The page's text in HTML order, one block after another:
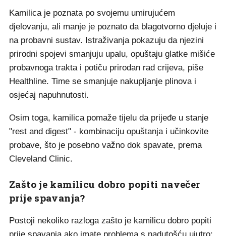
Kamilica je poznata po svojemu umirujućem
djelovanju, ali manje je poznato da blagotvorno djeluje i
na probavni sustav. Istraživanja pokazuju da njezini
prirodni spojevi smanjuju upalu, opuštaju glatke mišiće
probavnoga trakta i potiču prirodan rad crijeva, piše
Healthline. Time se smanjuje nakupljanje plinova i
osjećaj napuhnutosti.
Osim toga, kamilica pomaže tijelu da prijeđe u stanje
"rest and digest" - kombinaciju opuštanja i učinkovite
probave, što je posebno važno dok spavate, prema
Cleveland Clinic.
Zašto je kamilicu dobro popiti navečer
prije spavanja?
Postoji nekoliko razloga zašto je kamilicu dobro popiti